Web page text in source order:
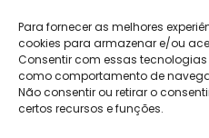
Para fornecer as melhores
cookies para armazenar e/ou
Consentir com essas
como comportamento de
Não consentir ou retirar o
certos recursos e funções.
© Copyright 2026 Saída
direitos